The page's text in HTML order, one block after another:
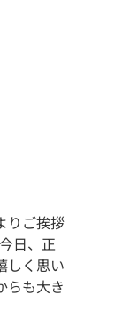
りご挨拶
日、正
しく思い
らも大き